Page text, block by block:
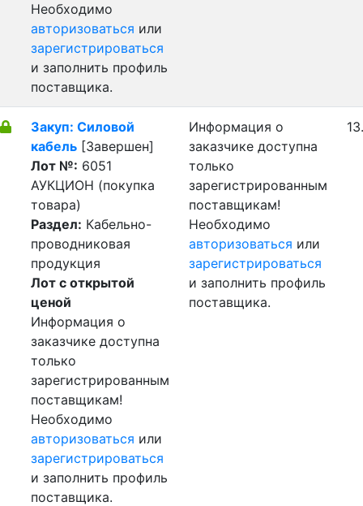
Необходимо
авторизоваться или
зарегистрироваться
и заполнить профиль
поставщика.
Закуп: Силовой
кабель [Завершен]
Лот №: 6051
АУКЦИОН (покупка
товара)
Раздел: Кабельно-
проводниковая
продукция
Лот с открытой
ценой
Информация о
заказчике доступна
только
зарегистрированным
поставщикам!
Необходимо
авторизоваться или
зарегистрироваться
и заполнить профиль
поставщика.
Информация о
заказчике доступна
только
зарегистрированным
поставщикам!
Необходимо
авторизоваться или
зарегистрироваться
и заполнить профиль
поставщика.